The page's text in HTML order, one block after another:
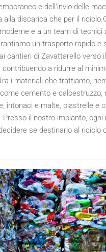
e dell’invio delle
alla discarica che per il
e a un team di tecnici
un trasporto rapido e
cantieri di Zavattarello verso
a ridurre al
i materiali che trattiamo,
cemento e calcestruzzo,
intonaci e malte, piastrelle e
il nostro impianto, ogni
se destinarlo al riciclo